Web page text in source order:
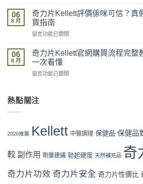
落
單、
流、
貨、
服
用
流
程
中
買
最
安
全？
網
vs
房
店
風
險
面
分
中
力
片
Kellett
2026
新
攻
網
多
盒
折
扣
最
06
8 月
奇力片Kellett評價係咪可信？真
買指南
在
力
片
Kellett
評
咪
假
拆
與
留言功能已關閉
06
8 月
奇力片Kellett官網購買流程完整
一次看懂
在
片
Kellett
購
程
整
留言功能已關閉
熱點關注
2026推薦 Kellett 中醫調理 保健品 保健品
較 副作用 劑量建議 勃起硬度 天然補充品 奇
奇力片功效 奇力片安全 奇力片性價比